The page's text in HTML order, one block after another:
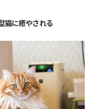
に癒やされる